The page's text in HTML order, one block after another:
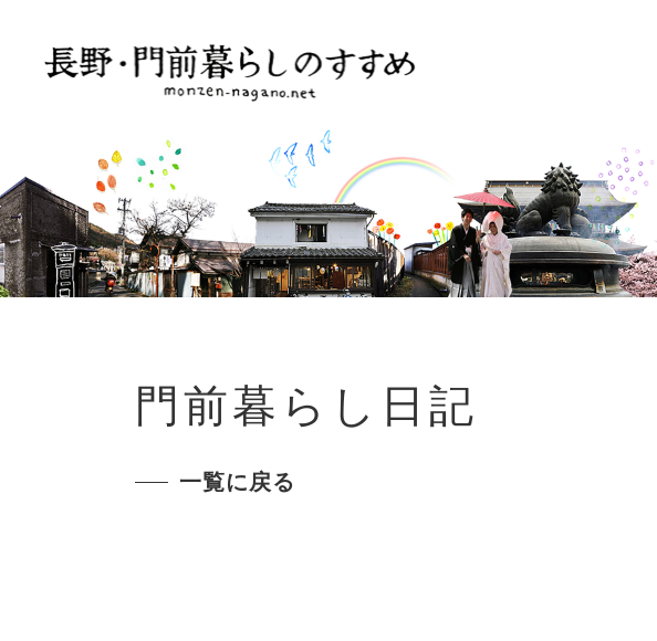
門前暮らし日記
一覧に戻る